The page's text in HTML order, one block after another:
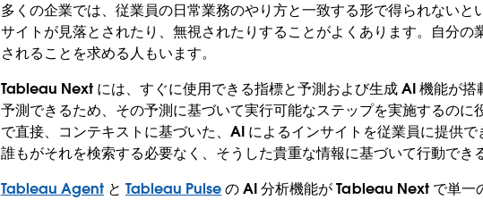
多くの企業では、従業員の日常業務のやり方と一致する形で得られないと
サイトが見落とされたり、無視されたりすることがよくあります。自分の
されることを求める人もいます。
Tableau Next には、すぐに使用できる指標と予測および生成 AI 機能が搭
予測できるため、その予測に基づいて実行可能なステップを実施するのに
で直接、コンテキストに基づいた、AI によるインサイトを従業員に提供
誰もがそれを検索する必要なく、そうした貴重な情報に基づいて行動でき
Tableau Agentと Tableau Pulseの AI 分析機能が Tableau Next で単一